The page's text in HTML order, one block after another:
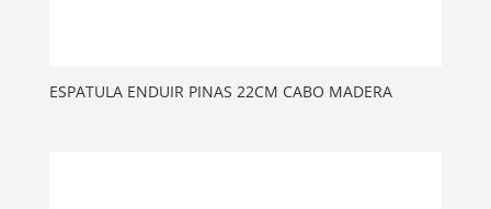
ESPATULA ENDUIR PINAS 22CM CABO MADERA